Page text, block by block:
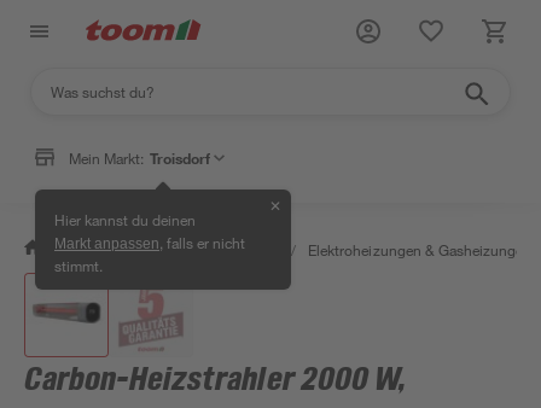
Mein Markt: Troisdorf
Hier kannst du deinen
Markt anpassen , falls er nicht
stimmt.
✕
/ Bauen & Renovieren / Heizen / Elektroheizungen & Gasheizungen
Carbon-Heizstrahler 2000 W,